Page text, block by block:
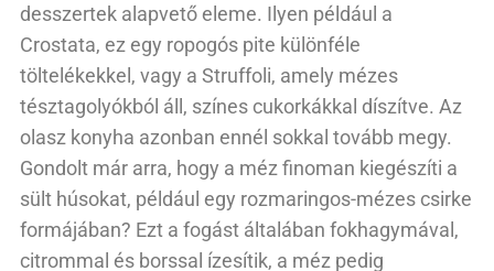
desszertek alapvető eleme. Ilyen például a
Crostata, ez egy ropogós pite különféle
töltelékekkel, vagy a Struffoli, amely mézes
tésztagolyókból áll, színes cukorkákkal díszítve. Az
olasz konyha azonban ennél sokkal tovább megy.
Gondolt már arra, hogy a méz finoman kiegészíti a
sült húsokat, például egy rozmaringos-mézes csirke
formájában? Ezt a fogást általában fokhagymával,
citrommal és borssal ízesítik, a méz pedig